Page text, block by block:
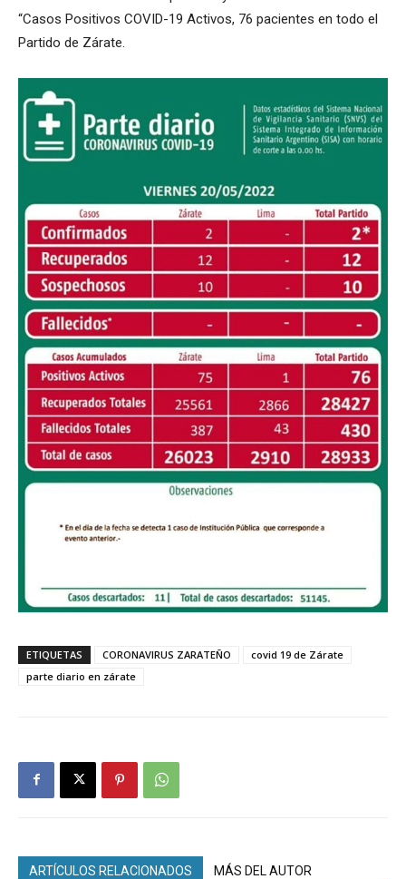
“Casos Positivos COVID-19 Activos, 76 pacientes en todo el
Partido de Zárate.
ETIQUETAS CORONAVIRUS ZARATEÑO
covid 19 de Zárate
parte diario en zárate
ARTÍCULOS RELACIONADOS MÁS DEL AUTOR